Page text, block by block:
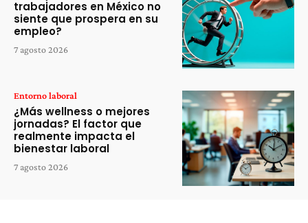
trabajadores en México no
siente que prospera en su
empleo?
7 agosto 2026
Entorno laboral
¿Más wellness o mejores
jornadas? El factor que
realmente impacta el
bienestar laboral
7 agosto 2026